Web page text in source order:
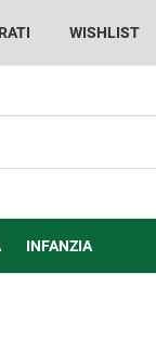
WISHLIST
INFANZIA